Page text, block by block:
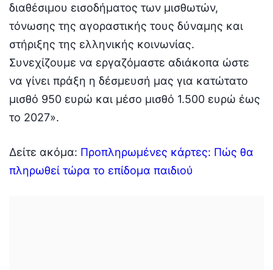
διαθέσιμου εισοδήματος των μισθωτών,
τόνωσης της αγοραστικής τους δύναμης και
στήριξης της ελληνικής κοινωνίας.
Συνεχίζουμε να εργαζόμαστε αδιάκοπα ώστε
να γίνει πράξη η δέσμευσή μας για κατώτατο
μισθό 950 ευρώ και μέσο μισθό 1.500 ευρώ έως
το 2027».
Δείτε ακόμα: Προπληρωμένες κάρτες: Πώς θα
πληρωθεί τώρα το επίδομα παιδιού